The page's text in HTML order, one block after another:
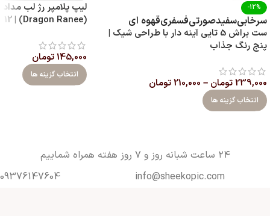
-12%
سرخابیسفیدصورتیفسفریقهوه ای
ست براش 5 تایی آینه‌ دار با طراحی شیک |
پنج رنگ جذاب
239,000تومان –
210,000تومان
انتخاب گزینه ها
لیپ پلامپر رژ لب
(Dragon Ranee) | 12 رنگ با پیگمنت بالا
145,000تومان
انتخاب گزینه ها
۲۴ ساعت شبانه روز و ۷ روز هفته همراه شماییم
info@sheekopic.com
09376147604